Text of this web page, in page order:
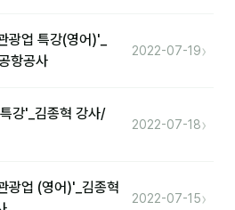
광업 특강(영어)'_
항공사
2022-07-19›
강'_김종혁 강사/
2022-07-18›
광업 (영어)'_김종혁
2022-07-15›